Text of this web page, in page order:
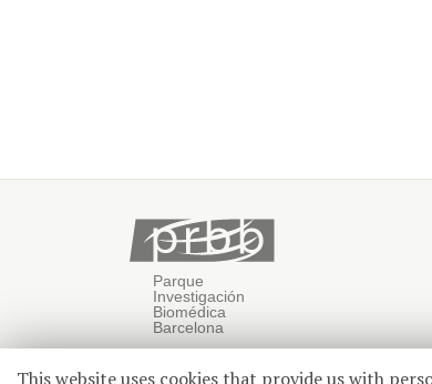
This website uses cookies that provide us with